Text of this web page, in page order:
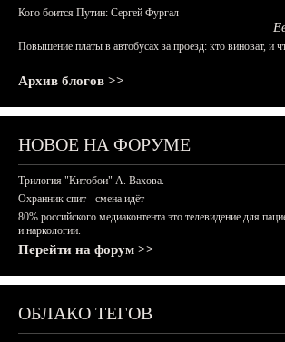
Кого боится Путин: Сергей Фургал
Повышение платы в автобусах за проезд: кто виноват, и
Архив блогов >>
НОВОЕ НА ФОРУМЕ
Трилогия "Китобои" А. Вахова.
Охранник спит - смена идёт
80% российского медиаконтента это телевидение для
и наркологии.
Перейти на форум >>
ОБЛАКО ТЕГОВ